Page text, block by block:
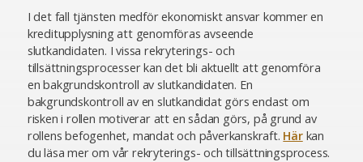
I det fall tjänsten medför ekonomiskt ansvar kommer en
kreditupplysning att genomföras avseende
slutkandidaten. I vissa rekryterings- och
tillsättningsprocesser kan det bli aktuellt att genomföra
en bakgrundskontroll av slutkandidaten. En
bakgrundskontroll av en slutkandidat görs endast om
risken i rollen motiverar att en sådan görs, på grund av
rollens befogenhet, mandat och påverkanskraft. Härkan
du läsa mer om vår rekryterings- och tillsättningsprocess.